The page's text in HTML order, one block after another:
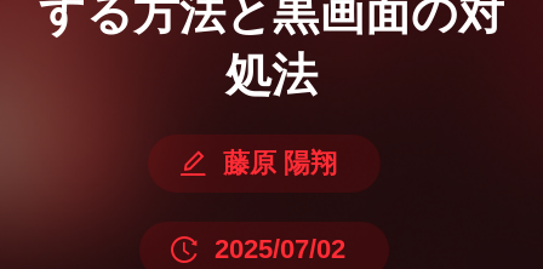
する方法と黒画面の対
処法
藤原 陽翔
2025/07/02